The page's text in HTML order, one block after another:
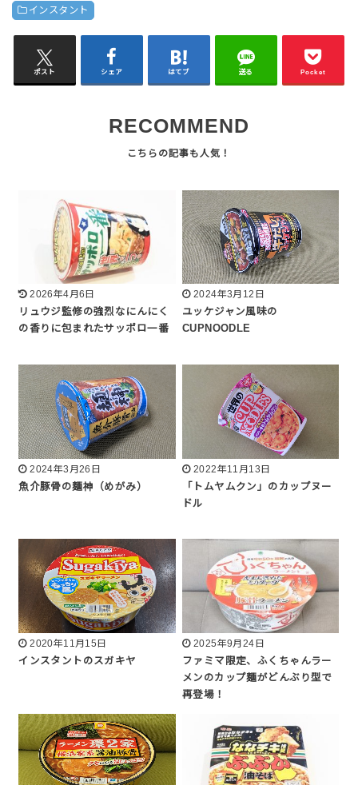
インスタント
ポスト シェア はてブ 送る Pocket
RECOMMEND
2026年4月6日
リュウジ監修の強烈なにんにく
の香りに包まれたサッポロ一番
2024年3月12日
ユッケジャン風味の
CUPNOODLE
2024年3月26日
魚介豚骨の麺神（めがみ）
2022年11月13日
「トムヤムクン」のカップヌー
ドル
2020年11月15日
インスタントのスガキヤ
2025年9月24日
ファミマ限定、ふくちゃんラー
メンのカップ麺がどんぶり型で
再登場！